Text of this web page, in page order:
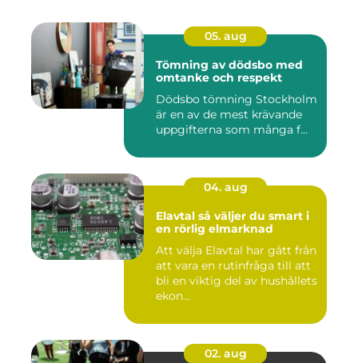
05. aug
Tömning av dödsbo med
omtanke och respekt
Dödsbo tömning Stockholm
är en av de mest krävande
uppgifterna som många f...
04. aug
Elavtal så väljer du smart i
en rörlig elmarknad
Att välja Elavtal har gått från
att vara en rutinfråga till att
bli en viktig del av hushållets
ekon...
02. aug